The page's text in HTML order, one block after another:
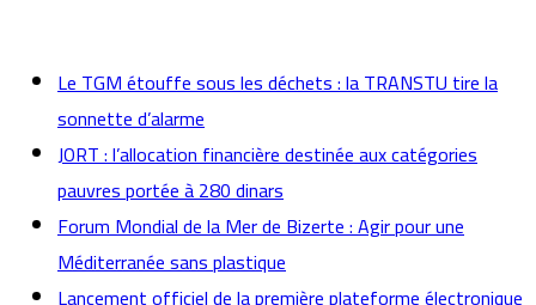
Le TGM étouffe sous les déchets : la TRANSTU tire la
sonnette d’alarme
JORT : l’allocation financière destinée aux catégories
pauvres portée à 280 dinars
Forum Mondial de la Mer de Bizerte : Agir pour une
Méditerranée sans plastique
Lancement officiel de la première plateforme électronique